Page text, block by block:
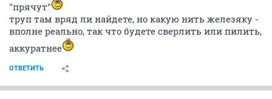
"прячут"
труп там вряд ли найдете, но какую нить железяку -
вполне реально, так что будете сверлить или пилить,
аккуратнее
ОТВЕТИТЬ